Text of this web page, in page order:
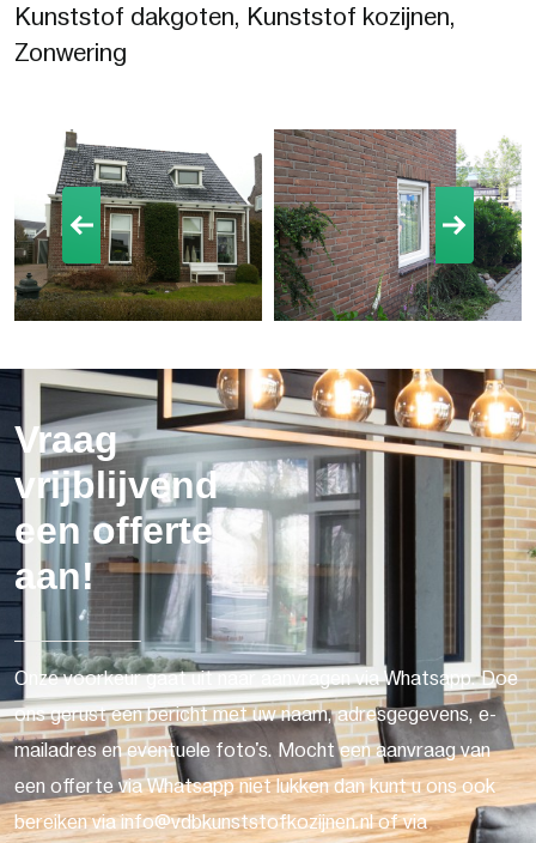
Kunststof dakgoten, Kunststof kozijnen,
Zonwering
Vraag
vrijblijvend
een offerte
aan!
Onze voorkeur gaat uit naar aanvragen via Whatsapp. Doe
ons gerust een bericht met uw naam, adresgegevens, e-
mailadres en eventuele foto's. Mocht een aanvraag van
een offerte via Whatsapp niet lukken dan kunt u ons ook
bereiken via info@vdbkunststofkozijnen.nl of via